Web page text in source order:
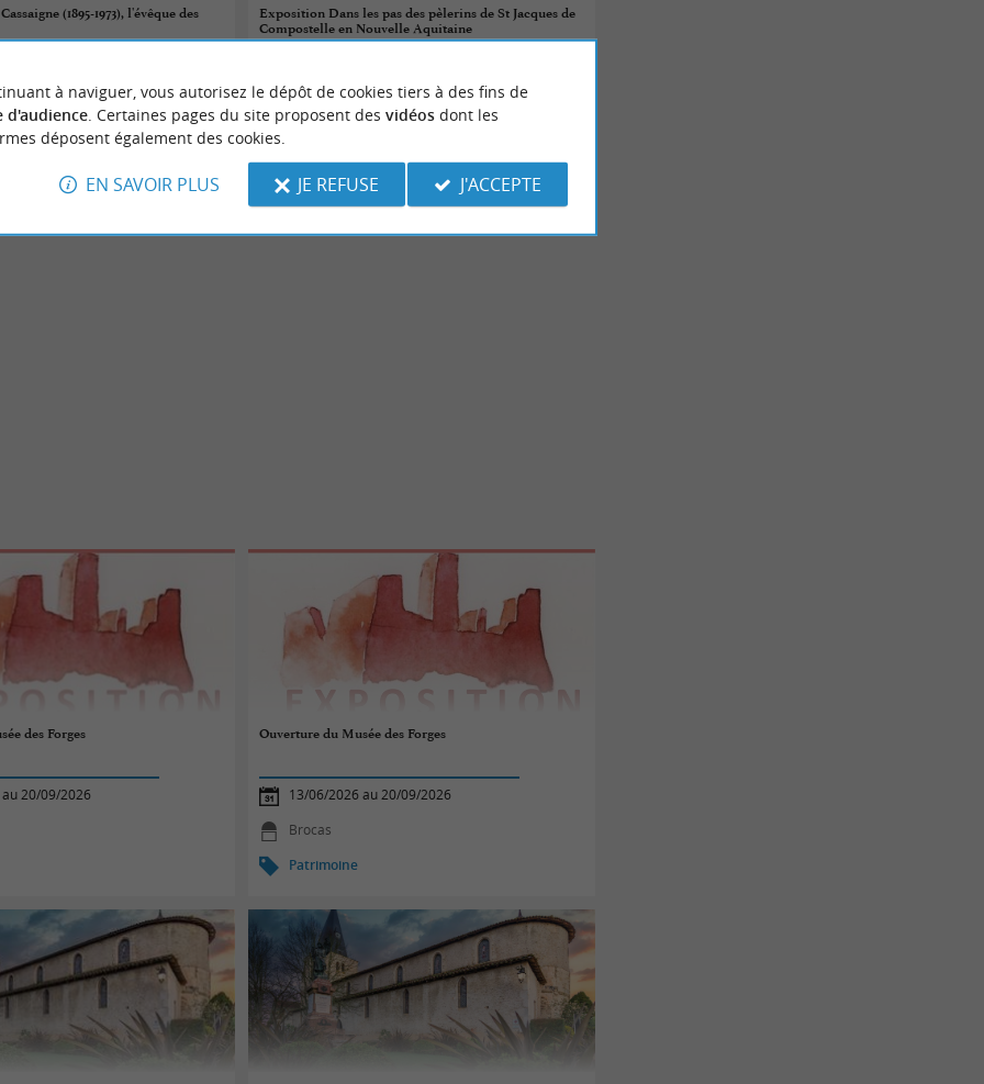
(1895-1973), l'évêque des
Born
Exposition Dans les pas des pèlerins de St Jacques de
Compostelle en Nouvelle Aquitaine
Pimbo
des Forges
20/09/2026
Ouverture du Musée des Forges
13/06/2026 au 20/09/2026
Brocas
Patrimoine
à naviguer, vous autorisez le dépôt de cookies tiers à des fins de
d'audience. Certaines pages du site proposent des vidéosdont les
déposent également des cookies.
EN SAVOIR PLUS JE REFUSE J'ACCEPTE